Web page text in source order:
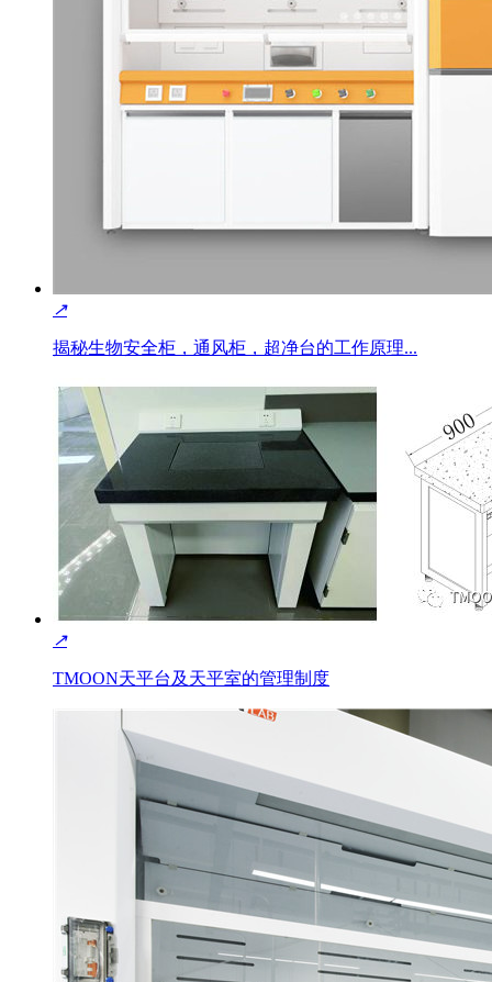
↗
揭秘生物安全柜，通风柜，超净台的工作原理...
↗
TMOON天平台及天平室的管理制度